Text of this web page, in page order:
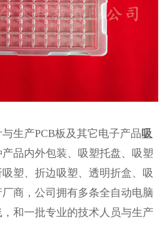
生产PCB板及其它电子产品 吸
品内外包装、 吸塑托盘、 吸塑
吸塑、折边吸塑、透明折盒、 吸
商，公司拥有多条全自动电脑
和一批专业的技术人员与生产